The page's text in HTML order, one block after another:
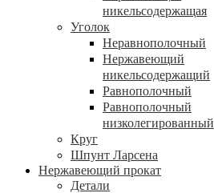
никельсодержащая
Уголок
Неравнополочный
Нержавеющий
никельсодержащий
Равнополочный
Равнополочный
низколегированный
Круг
Шпунт Ларсена
Нержавеющий прокат
Детали